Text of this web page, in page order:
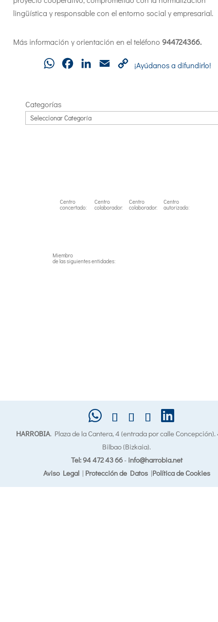
lingüística y responsable con el entorno social y empresarial.
Más información y orientación en el teléfono 944724366.
WhatsAppFacebookLinkedInEmail
Copy
¡Ayúdanos a difundirlo!
Categorías
Centro
concertado:
Centro
colaborador:
Centro
colaborador:
Centro
autorizado:
Miembro
de las siguientes entidades:
HARROBIA. Plaza de la Cantera, 4 (entrada por calle
Bilbao (Bizkaia).
Tel: 94 472 43 66- info@harrobia.net
Aviso Legal| Protección de Datos|Política de Cookies